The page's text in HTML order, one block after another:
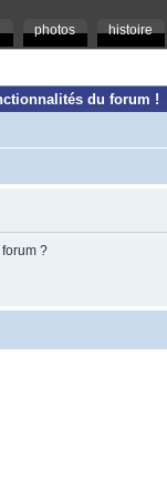
photos histoire
du forum !
?